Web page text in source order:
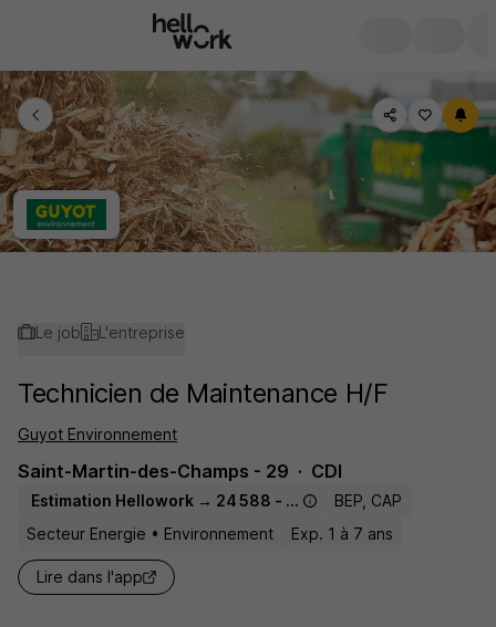
Le job L'entreprise
Technicien de Maintenance H/F
Guyot Environnement
Saint-Martin-des-Champs - 29 CDI
Estimation Hellowork → 24 588 - 32 500 € / an
BEP, CAP
Secteur Energie • Environnement
Exp. 1 à 7 ans
Lire dans l'app